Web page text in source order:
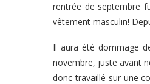
rentrée de septembre
vêtement masculin!
Il aura été dommage
novembre, juste avant
donc travaillé sur une